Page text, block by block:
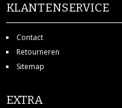
CASUAL KLEDING
BROEK, ROK
KLANTENSERVICE
Contact
Retourneren
Sitemap
EXTRA